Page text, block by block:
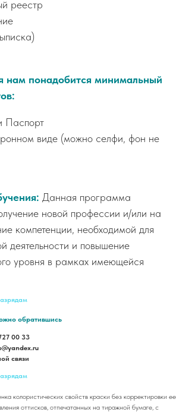
реестр
нам понадобится минимальный
виде (можно селфи, фон не
Данная программа
новой профессии и/или на
компетенции, необходимой для
деятельности и повышение
уровня в рамках имеющейся
обратившись
00 33
связи
колористических свойств краски без корректировки ее
оттисков, отпечатанных на тиражной бумаге, с